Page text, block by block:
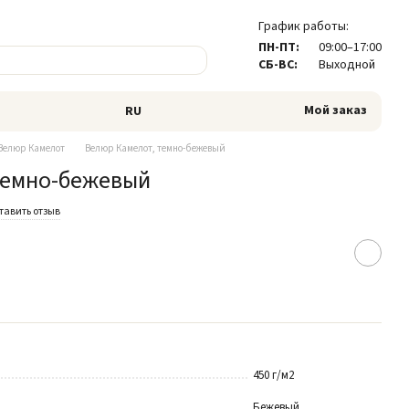
График работы:
ПН-ПТ:
09:00–17:00
СБ-ВС:
Выходной
RU Мой заказ
Камелот Велюр Камелот, темно-бежевый
бежевый
отзыв
450 г/м2